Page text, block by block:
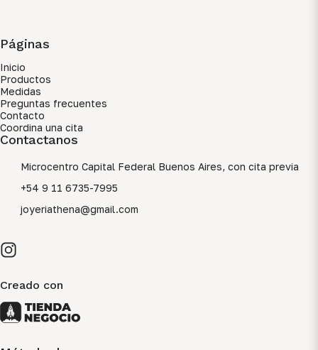
Páginas
Inicio
Productos
Medidas
Preguntas frecuentes
Contacto
Coordina una cita
Contactanos
Microcentro Capital Federal Buenos Aires, con cita previa
+54 9 11 6735-7995
joyeriathena@gmail.com
Creado con